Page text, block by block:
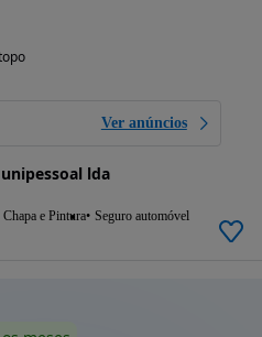
Ver anúncios
lda
Chapa e Pintura Seguro automóvel